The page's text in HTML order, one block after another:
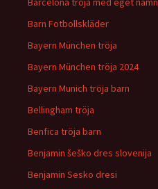
Barn Fotbollskläder
Bayern München tröja
Bayern München tröja 2024
Bayern Munich tröja barn
Bellingham tröja
Benfica tröja barn
Benjamin šeško dres slovenija
Benjamin Sesko dresi